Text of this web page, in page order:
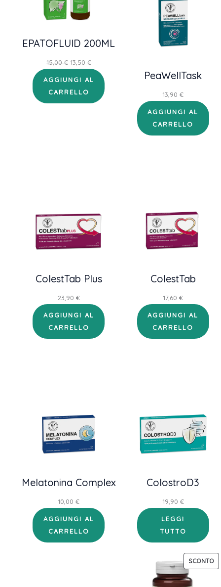
EPATOFLUID 200ML
15,00€ Il13,50 €Il
prezzo
AGGIUNGI AL
CARRELLO
PeaWellTask
13,90€
AGGIUNGI AL
CARRELLO
ColestTab Plus
23,90 €
AGGIUNGI AL
CARRELLO
ColestTab
17,60€
AGGIUNGI AL
CARRELLO
Melatonina Complex
10,00€
AGGIUNGI AL
CARRELLO
ColostroD3
19,90 €
LEGGI
TUTTO
SCONTO